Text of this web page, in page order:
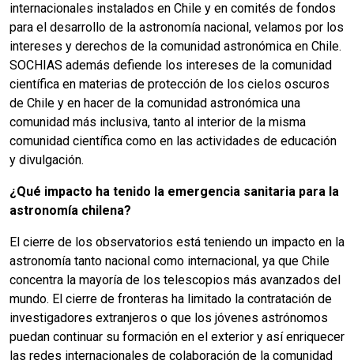
internacionales instalados en Chile y en comités de fondos
para el desarrollo de la astronomía nacional, velamos por los
intereses y derechos de la comunidad astronómica en Chile.
SOCHIAS además defiende los intereses de la comunidad
científica en materias de protección de los cielos oscuros
de Chile y en hacer de la comunidad astronómica una
comunidad más inclusiva, tanto al interior de la misma
comunidad científica como en las actividades de educación
y divulgación.
¿Qué impacto ha tenido la emergencia sanitaria para la
astronomía chilena?
El cierre de los observatorios está teniendo un impacto en la
astronomía tanto nacional como internacional, ya que Chile
concentra la mayoría de los telescopios más avanzados del
mundo. El cierre de fronteras ha limitado la contratación de
investigadores extranjeros o que los jóvenes astrónomos
puedan continuar su formación en el exterior y así enriquecer
las redes internacionales de colaboración de la comunidad